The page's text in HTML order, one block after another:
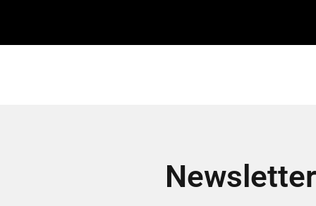
Newsletter